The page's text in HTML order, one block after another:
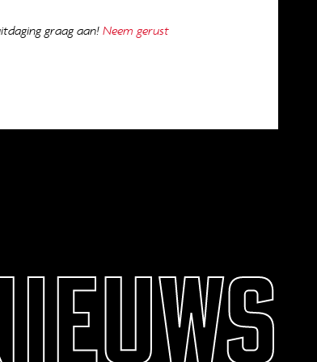
graag aan! Neem gerust